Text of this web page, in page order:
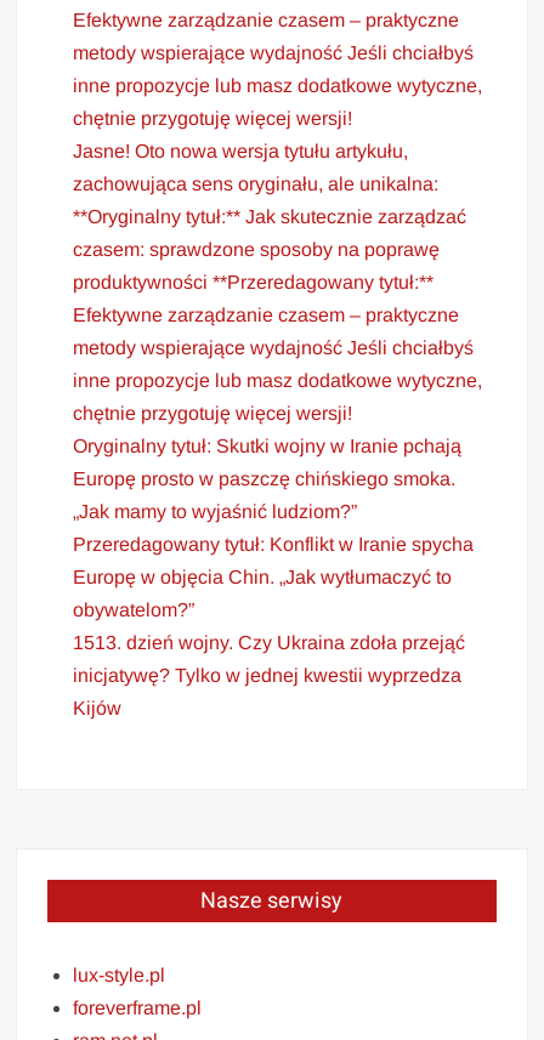
Efektywne zarządzanie czasem – praktyczne
metody wspierające wydajność Jeśli chciałbyś
inne propozycje lub masz dodatkowe wytyczne,
chętnie przygotuję więcej wersji!
Jasne! Oto nowa wersja tytułu artykułu,
zachowująca sens oryginału, ale unikalna:
**Oryginalny tytuł:** Jak skutecznie zarządzać
czasem: sprawdzone sposoby na poprawę
produktywności **Przeredagowany tytuł:**
Efektywne zarządzanie czasem – praktyczne
metody wspierające wydajność Jeśli chciałbyś
inne propozycje lub masz dodatkowe wytyczne,
chętnie przygotuję więcej wersji!
Oryginalny tytuł: Skutki wojny w Iranie pchają
Europę prosto w paszczę chińskiego smoka.
„Jak mamy to wyjaśnić ludziom?”
Przeredagowany tytuł: Konflikt w Iranie spycha
Europę w objęcia Chin. „Jak wytłumaczyć to
obywatelom?”
1513. dzień wojny. Czy Ukraina zdoła przejąć
inicjatywę? Tylko w jednej kwestii wyprzedza
Kijów
Nasze serwisy
lux-style.pl
foreverframe.pl